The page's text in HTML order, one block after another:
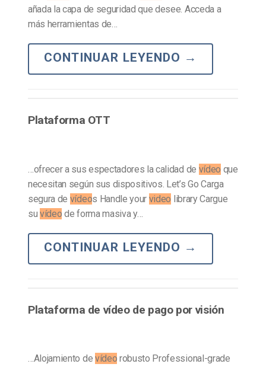
añada la capa de seguridad que desee. Acceda a
más herramientas de…
CONTINUAR LEYENDO →
Plataforma OTT
…ofrecer a sus espectadores la calidad de vídeo que
necesitan según sus dispositivos. Let’s Go Carga
segura de vídeos Handle your video library Cargue
suvídeo de forma masiva y…
CONTINUAR LEYENDO →
Plataforma de vídeo de pago por visión
…Alojamiento de vídeo robusto Professional-grade